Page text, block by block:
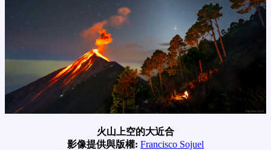
火山上空的大近合
影像提供與版權: Francisco Sojuel